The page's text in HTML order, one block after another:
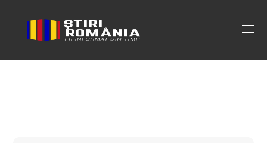
sfintii mihail si gavriil 2021 Tag